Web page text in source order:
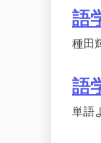
語
種田
語
単語